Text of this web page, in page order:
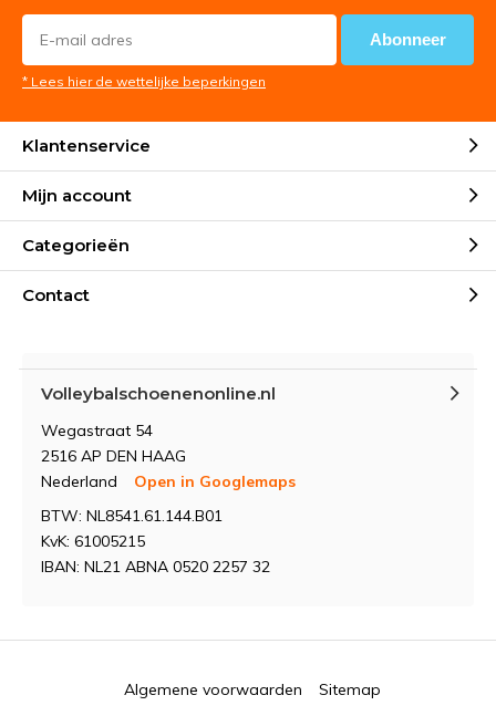
Abonneer
* Lees hier de wettelijke beperkingen
Klantenservice
Mijn account
Categorieën
Contact
Volleybalschoenenonline.nl
Wegastraat 54
2516 AP DEN HAAG
Nederland
Open in Googlemaps
BTW: NL8541.61.144.B01
KvK: 61005215
IBAN: NL21 ABNA 0520 2257 32
Algemene voorwaarden Sitemap